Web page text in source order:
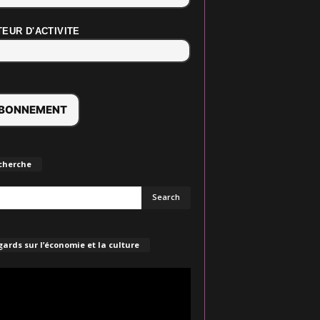
D'ACTIVITE
sur l’économie et la culture